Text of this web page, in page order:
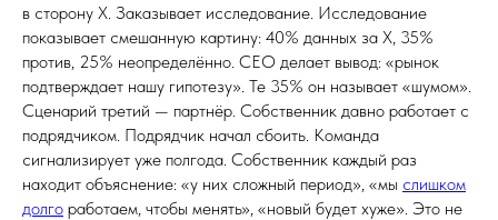
в сторону X. Заказывает исследование. Исследование
показывает смешанную картину: 40% данных за X, 35%
против, 25% неопределённо. CEO делает вывод: «рынок
подтверждает нашу гипотезу». Те 35% он называет «шумом».
Сценарий третий — партнёр. Собственник давно работает с
подрядчиком. Подрядчик начал сбоить. Команда
сигнализирует уже полгода. Собственник каждый раз
находит объяснение: «у них сложный период», «мы слишком
долго работаем, чтобы менять», «новый будет хуже». Это не